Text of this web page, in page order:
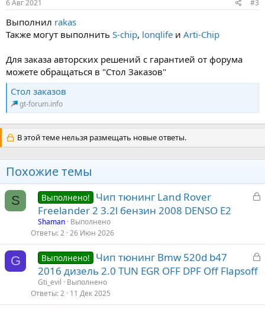
6 Авг 2021 #3
Выполнил rakas
Также могут выполнить S-chip, lonqlife и Arti-Chip
Для заказа авторских решений с гарантией от форума
можете обращаться в "Стол Заказов"
Стол заказов
gt-forum.info
В этой теме нельзя размещать новые ответы.
Похожие темы
S
З
т
Выполнено!
Чип тюнинг Land Rover
Freelander 2 3.2l бензин 2008 DENSO E2
Shaman Выполнено
Ответы 2 26 Июн 2026
G
З
Выполнено!
Чип тюнинг Bmw 520d b47
2016 дизель 2.0 TUN EGR OFF DPF Off Flapsoff
Gti_evil
Выполнено
Ответы 2 11 Дек 2025